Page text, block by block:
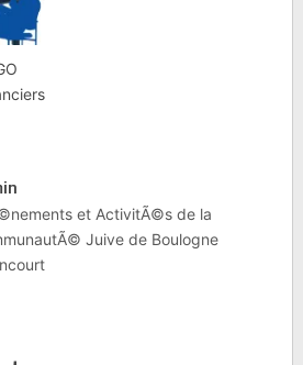
et ActivitÃ©s de la
Juive de Boulogne